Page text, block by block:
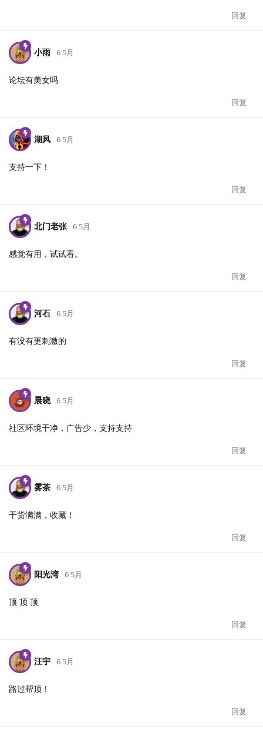
回复
小雨 6 5月
论坛有美女吗
回复
湖风 6 5月
支持一下！
回复
北门老张 6 5月
感觉有用，试试看。
回复
河石 6 5月
有没有更刺激的
回复
晨晓 6 5月
社区环境干净，广告少，支持支持
回复
雾茶 6 5月
干货满满，收藏！
回复
阳光湾 6 5月
顶 顶 顶
回复
汪宇 6 5月
路过帮顶！
回复